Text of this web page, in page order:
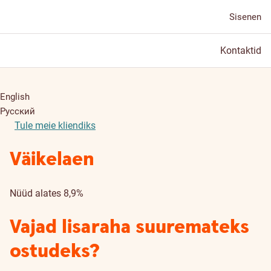
Sisenen
Kontaktid
English
Русский
Tule meie kliendiks
Väikelaen
Nüüd alates 8,9%
Vajad lisaraha suuremateks
ostudeks?